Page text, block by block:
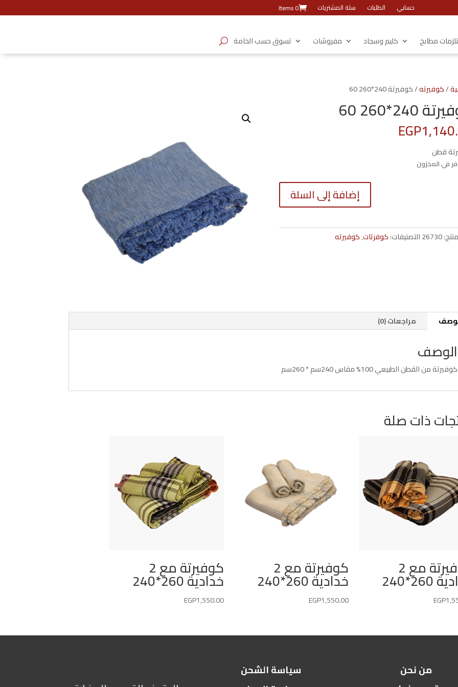
حسابي الطلبات سلة المشتريات 0 Items
مطابخ كليم وسجاد مفروشات تسوق حسب الخامة
/كوفيرته/ كوفيرتة 240*260 60
240*260 60
EGP
قطن
كمية
إضافة إلى السلة
26730التصنيفات:كوفرتات,كوفيرته
مراجعات (0)
الوصف
كوفيرتة من القطن الطبيعي 100% مقاس 240سم * 260سم
ذات صلة
كوفيرتة مع 2
EGP
كوفيرتة مع 2
خدادية 260*240
EGP1,550.00
كوفيرتة مع 2
خدادية 260*240
EGP1,550.00
سياسة الشحن
من نحن